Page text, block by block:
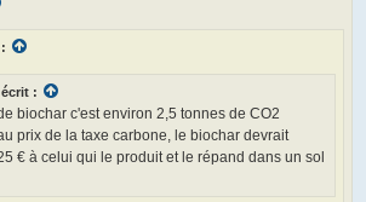
écrit :
biochar c'est environ 2,5 tonnes de CO2
prix de la taxe carbone, le biochar devrait
€ à celui qui le produit et le répand dans un sol